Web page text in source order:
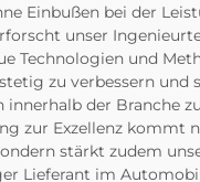
Einbußen bei der
unser
Technologien und
zu verbessern und
der Branche
zur Exzellenz kommt
stärkt zudem
Lieferant im